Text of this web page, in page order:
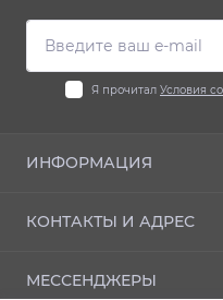
Я прочитал Условия
ИНФОРМАЦИЯ
Отзывы
Политика
КОНТАКТЫ И АДРЕС
МЕССЕНДЖЕРЫ